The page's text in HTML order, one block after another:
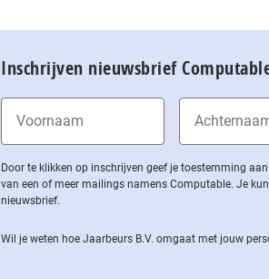
Inschrijven nieuwsbrief
Door te klikken op inschrijven geef je toestemming
van een of meer mailings namens Computable. Je
nieuwsbrief.
Wil je weten hoe Jaarbeurs B.V. omgaat met jouw